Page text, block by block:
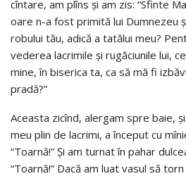
cîntare, am plîns şi am zis: “Sfinte
oare n-a fost primită lui Dumnezeu
robului tău, adică a tatălui meu?
vederea lacrimile şi rugăciunile lui,
mine, în biserica ta, ca să mă fi
pradă?”
Aceasta zicînd, alergam spre baie,
meu plin de lacrimi, a început cu
“Toarnă!” Şi am turnat în pahar
“Toarnă!” Dacă am luat vasul să